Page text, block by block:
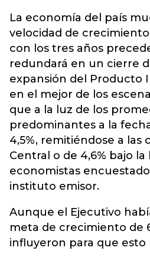
La economía del país
velocidad de
con los tres años
redundará en un cierre
expansión del Producto
en el mejor de los
que a la luz de los
predominantes a la
4,5%, remitiéndose a las
Central o de 4,6% bajo la
economistas
instituto emisor.
Aunque el Ejecutivo
meta de crecimiento de
influyeron para que esto